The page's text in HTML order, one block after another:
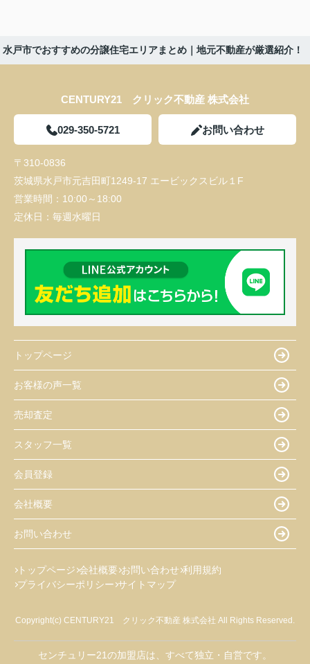
戸市でおすすめの分譲住宅エリアまとめ｜地元不動産が厳選紹介！
CENTURY21 クリック不動産 株式会社
029-350-5721 お問い合わせ
〒310-0836
茨城県水戸市元吉田町1249-17 エービックスビル１F
営業時間： 10:00～18:00
定休日： 毎週水曜日
トップページ
お客様の声一覧
売却査定
スタッフ一覧
会員登録
会社概要
お問い合わせ
トップページ 会社概要 お問い合わせ 利用規約
プライバシーポリシー サイトマップ
Copyright(c) CENTURY21 クリック不動産 株式会社 All Rights Reserved.
センチュリー21の加盟店は、すべて独立・自営です。